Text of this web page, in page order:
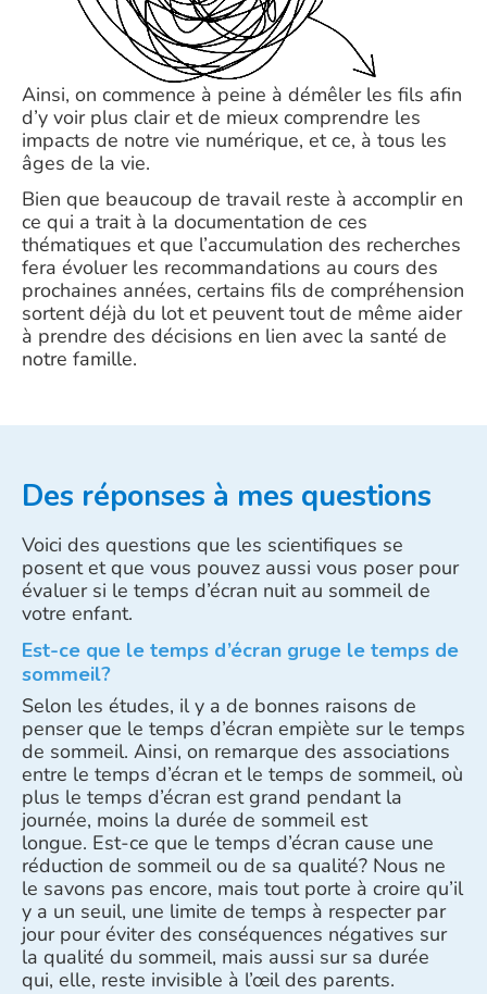
Ainsi, on commence à peine à démêler les fils afin
d’y voir plus clair et de mieux comprendre les
impacts de notre vie numérique, et ce, à tous les
âges de la vie.
Bien que beaucoup de travail reste à accomplir en
ce qui a trait à la documentation de ces
thématiques et que l’accumulation des recherches
fera évoluer les recommandations au cours des
prochaines années, certains fils de compréhension
sortent déjà du lot et peuvent tout de même aider
à prendre des décisions en lien avec la santé de
notre famille.
Des réponses à mes questions
Voici des questions que les scientifiques se
posent et que vous pouvez aussi vous poser pour
évaluer si le temps d’écran nuit au sommeil de
votre enfant.
Est-ce que le temps d’écran gruge le temps de
sommeil?
Selon les études, il y a de bonnes raisons de
penser que le temps d’écran empiète sur le temps
de sommeil. Ainsi, on remarque des associations
entre le temps d’écran et le temps de sommeil, où
plus le temps d’écran est grand pendant la
journée, moins la durée de sommeil est
longue. Est-ce que le temps d’écran cause une
réduction de sommeil ou de sa qualité? Nous ne
le savons pas encore, mais tout porte à croire qu’il
y a un seuil, une limite de temps à respecter par
jour pour éviter des conséquences négatives sur
la qualité du sommeil, mais aussi sur sa durée
qui, elle, reste invisible à l’œil des parents.